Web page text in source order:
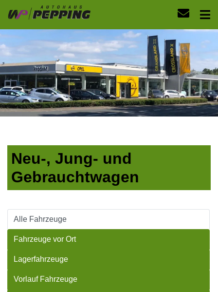
Neu-, Jung- und
Gebrauchtwagen
Alle Fahrzeuge
Fahrzeuge vor Ort
Lagerfahrzeuge
Vorlauf Fahrzeuge